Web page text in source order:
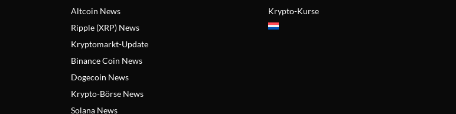
Altcoin News
Ripple (XRP) News
Kryptomarkt-Update
Binance Coin News
Dogecoin News
Krypto-Börse News
Solana News
Krypto-Kurse